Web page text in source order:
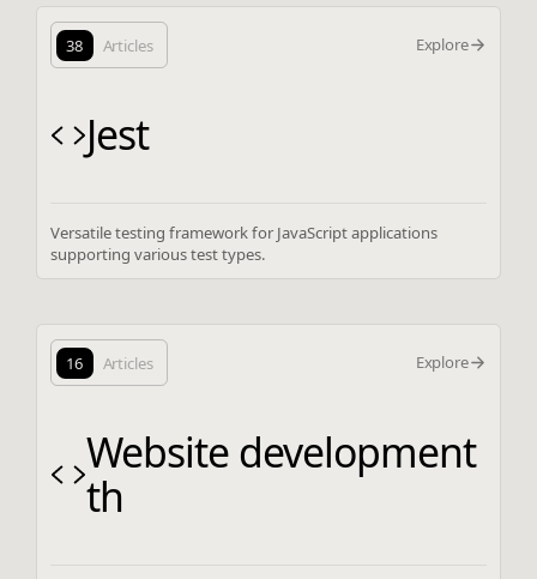
38 Articles Explore
Jest
Versatile testing framework for JavaScript applications
supporting various test types.
16 Articles Explore
Website development
th